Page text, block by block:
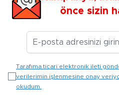
önce sizin
Tarafıma ticari elektronik ileti
verilerimin işlenmesine onay
okudum.